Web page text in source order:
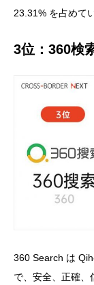
23.31% を占めて
3位：360検
360 Search は
で、安全、正確、